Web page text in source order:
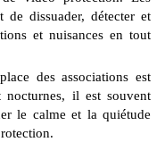
dissuader, détecter et
et nuisances en tout
des associations est
nocturnes, il est souvent
le calme et la quiétude